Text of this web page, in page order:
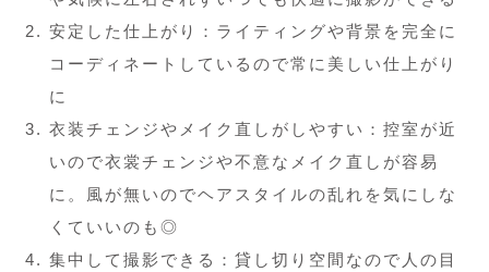
安定した仕上がり：ライティングや背景を完全に
コーディネートしているので常に美しい仕上がり
に
衣装チェンジやメイク直しがしやすい：控室が近
いので衣裳チェンジや不意なメイク直しが容易
に。風が無いのでヘアスタイルの乱れを気にしな
くていいのも◎
集中して撮影できる：貸し切り空間なので人の目